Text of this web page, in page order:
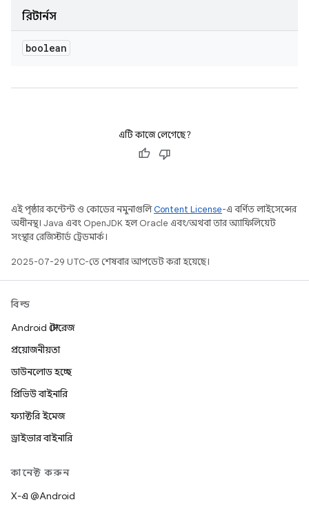
রিটার্নস
boolean
এটি কাজে লেগেছে?
এই পৃষ্ঠার কন্টেন্ট ও কোডের নমুনাগুলিContent License-এ বর্ণিত লাইসেন্সের
অধীনস্থ। Java এবং OpenJDK হল Oracle এবং/অথবা তার অ্যাফিলিয়েট
সংস্থার রেজিস্টার্ড ট্রেডমার্ক।
2025-07-29 UTC-তে শেষবার আপডেট করা হয়েছে।
বিল্ড
Android স্টোরেজ
প্রয়োজনীয়তা
ডাউনলোড হচ্ছে
প্রিভিউ বাইনারি
ফ্যাক্টরি ইমেজ
ড্রাইভার বাইনারি
কানেক্ট করুন
X-এ @Android